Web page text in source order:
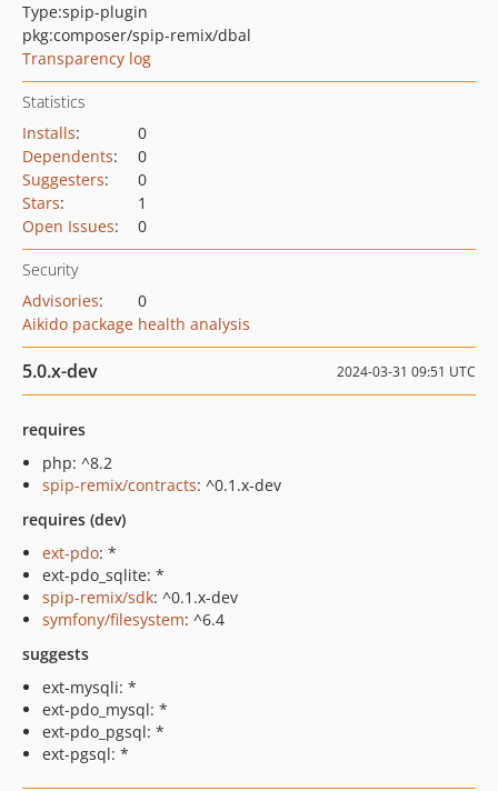
Type:spip-plugin
pkg:composer/spip-remix/dbal
Transparency log
Statistics
Installs:
0
Dependents:
0
Suggesters:
0
Stars:
1
Open Issues: 0
Security
Advisories:
0
Aikido package health analysis
5.0.x-dev 2024-03-31 09:51 UTC
requires
php: ^8.2
spip-remix/contracts: ^0.1.x-dev
requires (dev)
ext-pdo: *
ext-pdo_sqlite: *
spip-remix/sdk: ^0.1.x-dev
symfony/filesystem: ^6.4
suggests
ext-mysqli: *
ext-pdo_mysql: *
ext-pdo_pgsql: *
ext-pgsql: *